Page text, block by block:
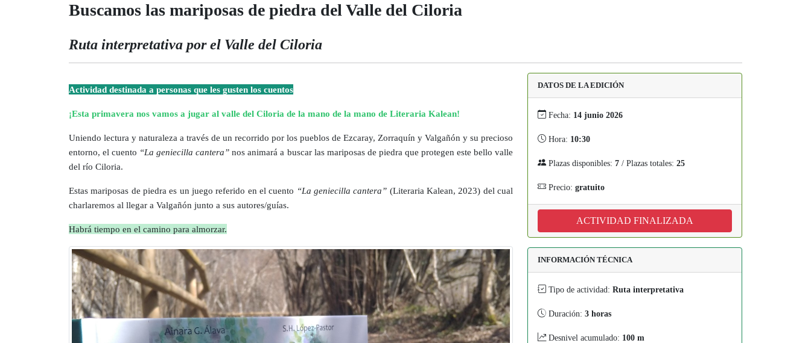
Buscamos las mariposas de piedra del Valle del Ciloria
Ruta interpretativa por el Valle del Ciloria
Actividad destinada a personas que les gusten los cuentos
¡Esta primavera nos vamos a jugar al valle del Ciloria de la mano de la mano de Literaria Kalean!
Uniendo lectura y naturaleza a través de un recorrido por los pueblos de Ezcaray, Zorraquín y Valgañón y su precioso
entorno, el cuento “La geniecilla cantera” nos animará a buscar las mariposas de piedra que protegen este bello valle
del río Ciloria.
Estas mariposas de piedra es un juego referido en el cuento “La geniecilla cantera” (Literaria Kalean, 2023) del cual
charlaremos al llegar a Valgañón junto a sus autores/guías.
Habrá tiempo en el camino para almorzar.
DATOS DE LA EDICIÓN
Fecha: 14 junio 2026
Hora: 10:30
Plazas disponibles: 7 / Plazas totales: 25
Precio: gratuito
ACTIVIDAD FINALIZADA
INFORMACIÓN TÉCNICA
Tipo de actividad: Ruta interpretativa
Duración: 3 horas
Desnivel acumulado: 100 m